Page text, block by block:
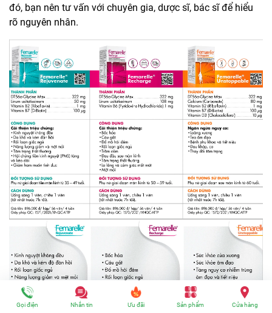
đó, bạn nên tư vấn với chuyên gia, dược sĩ, bác sĩ để hiểu
rõ nguyên nhân.
Sản phẩm Cửa hàng
Gọi điện Nhắn tin Ưu đãi